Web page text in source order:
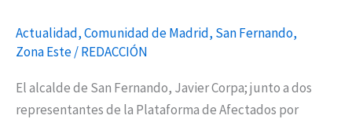
Actualidad,Comunidad de Madrid, San Fernando,
Zona Este/REDACCIÓN
El alcalde de San Fernando, Javier Corpa; junto a dos
representantes de la Plataforma de Afectados por
unido
y
es